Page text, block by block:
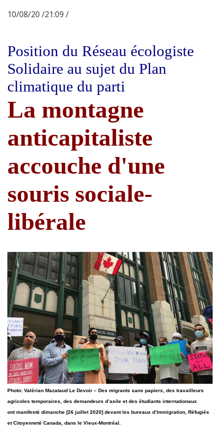
10/08/20 /21:09 /
Position du Réseau écologiste
Solidaire au sujet du Plan
climatique du parti
La montagne
anticapitaliste
accouche d'une
souris sociale-
libérale
Photo: Valérian Mazataud Le Devoir – Des migrants sans papiers, des travailleurs
agricoles temporaires, des demandeurs d’asile et des étudiants internationaux
ont manifesté dimanche [26 juillet 2020] devant les bureaux d’Immigration, Réfugiés
et Citoyenneté Canada, dans le Vieux-Montréal.